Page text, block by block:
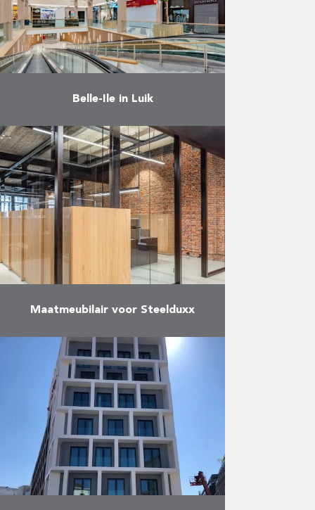
Meer
Belle-Ile in Luik
Renovatie van het winkelcentrum
Belle-Ile. Renovatie van de 4
ingangen; Afwerking van nieuwe
ingang Carrefour en de gevels van
de winkels in deze zone;
Renovatie …
Meer
Maatmeubilair voor Steelduxx
De kantoorinrichting van
staalexpediteur Steelduxx in
Antwerpen stond in mei 2020
ingepland, wat een extra
inspanning vroeg van het team
van Reynders gezien de lopende
…
Meer